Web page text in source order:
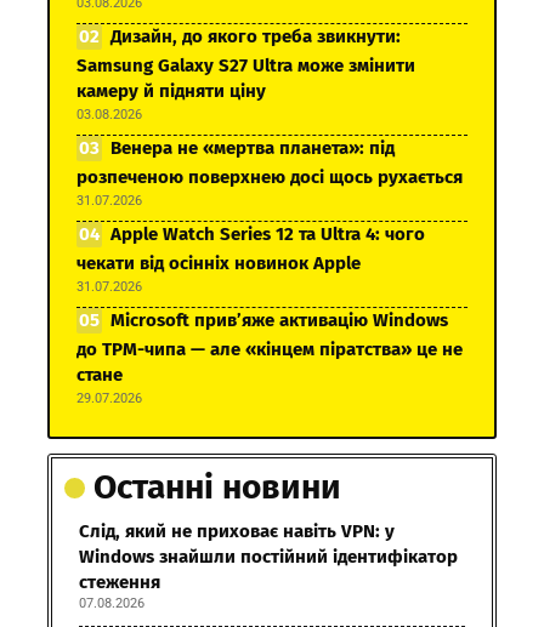
03.08.2026
Дизайн, до якого треба звикнути:
Samsung Galaxy S27 Ultra може змінити
камеру й підняти ціну
03.08.2026
Венера не «мертва планета»: під
розпеченою поверхнею досі щось рухається
31.07.2026
Apple Watch Series 12 та Ultra 4: чого
чекати від осінніх новинок Apple
31.07.2026
Microsoft прив’яже активацію Windows
до TPM-чипа — але «кінцем піратства» це не
стане
29.07.2026
Останні новини
Слід, який не приховає навіть VPN: у
Windows знайшли постійний ідентифікатор
стеження
07.08.2026